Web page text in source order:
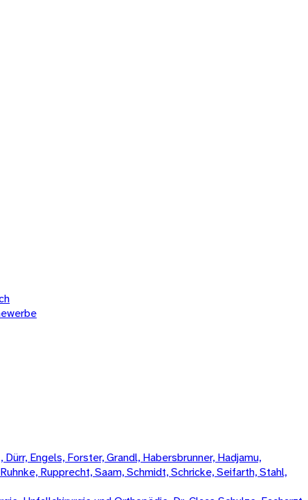
Engels, Forster, Grandl, Habersbrunner, Hadjamu,
Rupprecht, Saam, Schmidt, Schricke, Seifarth, Stahl,